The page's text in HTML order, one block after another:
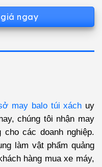
giá ngay
may balo túi xách uy
chúng tôi nhận may
cho các doanh nghiệp.
làm vật phẩm quảng
hàng mua xe máy,